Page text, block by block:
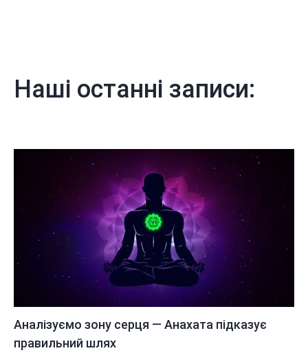
Наші останні записи:
Аналізуємо зону серця — Анахата підказує
правильний шлях